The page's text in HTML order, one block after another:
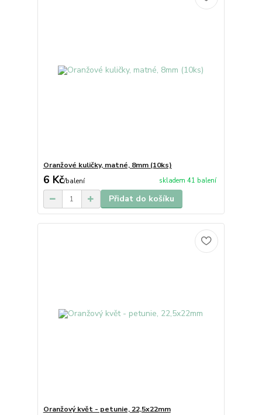
Oranžové kuličky, matné, 8mm (10ks)
6 Kč/balení skladem 41 balení
Přidat do košíku
Oranžový květ - petunie, 22,5x22mm